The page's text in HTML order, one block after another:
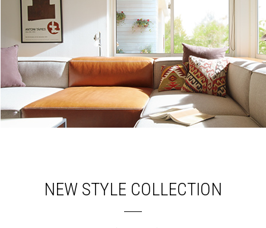
NEW STYLE COLLECTION